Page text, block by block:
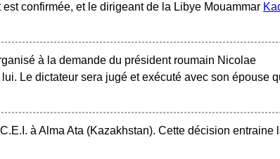
confirmée, et le dirigeant de la Libye Mouammar
à la demande du président roumain Nicolae
Le dictateur sera jugé et exécuté avec son épouse
à Alma Ata (Kazakhstan). Cette décision entraine